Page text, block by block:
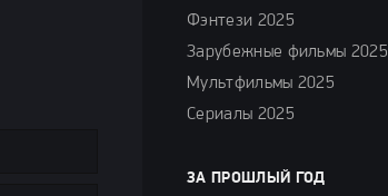
Фэнтези 2025
Зарубежные фильмы 2025
Мультфильмы 2025
Сериалы 2025
ЗА ПРОШЛЫЙ ГОД